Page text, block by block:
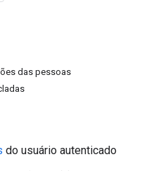
das pessoas
do usuário autenticado